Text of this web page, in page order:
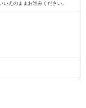
えのままお進みください。